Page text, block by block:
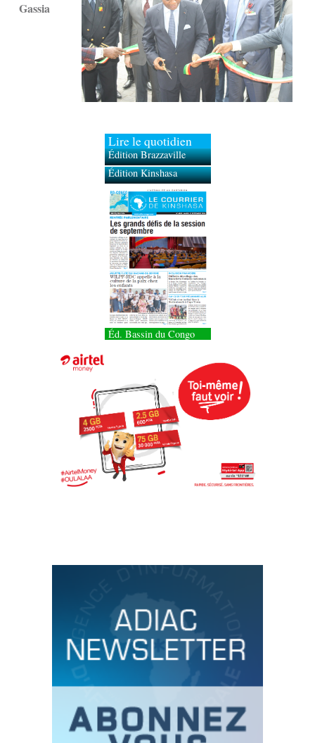
Gassia
Lire le quotidien
Édition Brazzaville
Édition Kinshasa
Éd. Bassin du Congo